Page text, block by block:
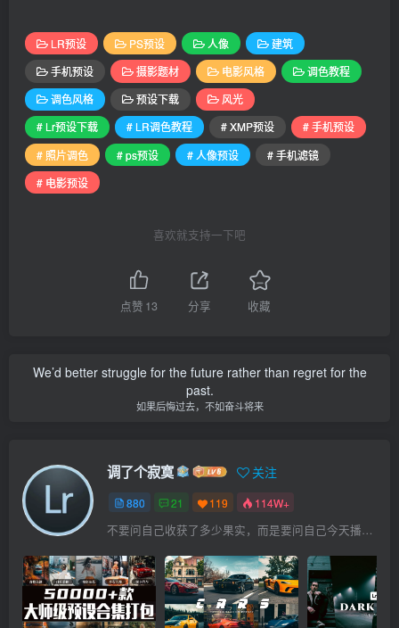
LR预设 PS预设 人像
建筑
手机预设
摄影题材 电影风格
调色教程
调色风格
预设下载
风光
# Lr预设下载
# LR调色教程 # XMP预设
# 手机预设
# 照片调色
# ps预设 # 人像预设
# 手机滤镜
# 电影预设
喜欢就支持一下吧
点赞 13 分享 收藏
We’d better struggle for the future rather than regret for the
past.
如果后悔过去，不如奋斗将来
调了个寂寞 关注
880 21 119 114W+
不要问自己收获了多少果实，而是要问自己今天播种了多少种子